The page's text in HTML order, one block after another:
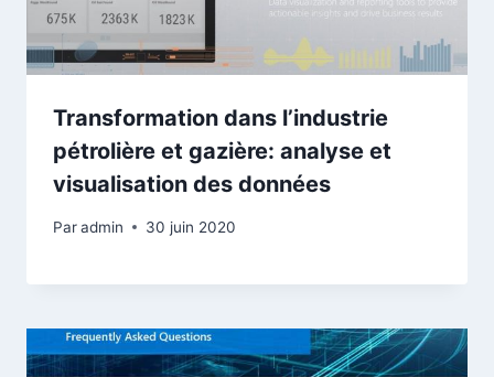
Transformation dans l’industrie
pétrolière et gazière: analyse et
visualisation des données
Paradmin 30 juin 2020